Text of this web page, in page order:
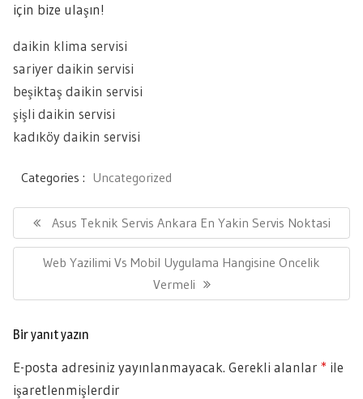
için bize ulaşın!
daikin klima servisi
sariyer daikin servisi
beşiktaş daikin servisi
şişli daikin servisi
kadıköy daikin servisi
Categories : Uncategorized
gezinmesiPrevious
Post:
Asus Teknik Servis Ankara En Yakin Servis Noktasi
Next
Web Yazilimi Vs Mobil Uygulama Hangisine Oncelik
Vermeli
Bir yanıt yazın
E-posta adresiniz yayınlanmayacak. Gerekli alanlar * ile
işaretlenmişlerdir